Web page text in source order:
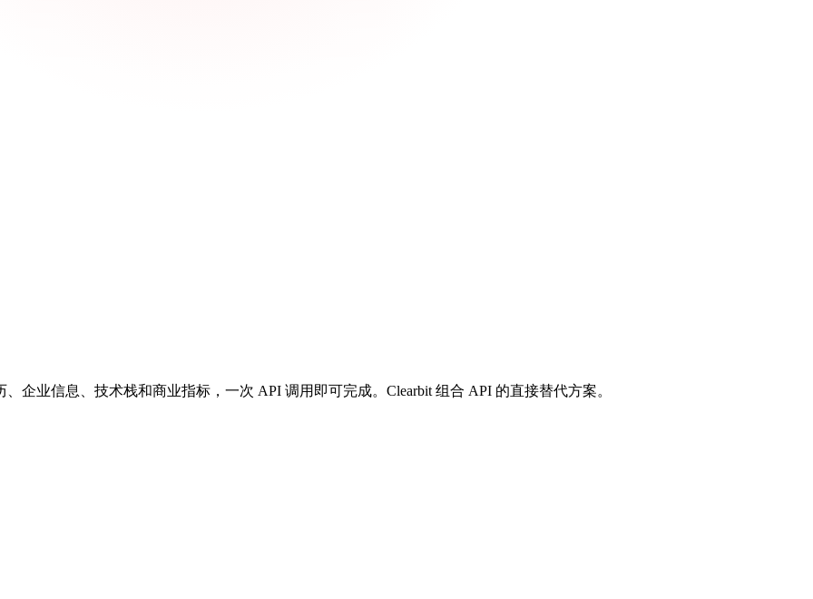
企业信息、技术栈和商业指标，一次 API 调用即可完成。Clearbit 组合 API 的直接替代方案。